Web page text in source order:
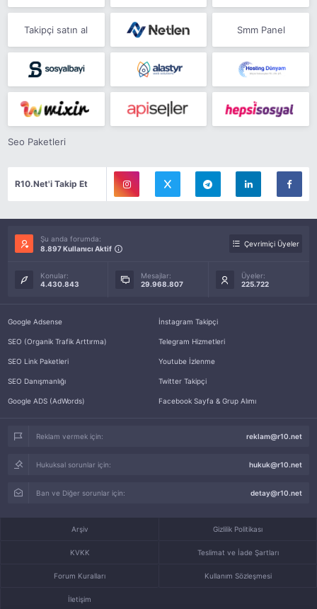
Takipçi satın al Smm Panel
Seo Paketleri
R10.Net'i Takip Et
Şu anda forumda:
8.897 Kullanıcı Aktif
Çevrimiçi Üyeler
Konular:
4.430.843
Mesajlar:
29.968.807
Üyeler:
225.722
Google Adsense
SEO (Organik Trafik Arttırma)
SEO Link Paketleri
SEO Danışmanlığı
Google ADS (AdWords)
İnstagram Takipçi
Telegram Hizmetleri
Youtube İzlenme
Twitter Takipçi
Facebook Sayfa & Grup Alımı
Reklam vermek için: reklam@r10.net
Hukuksal sorunlar için: hukuk@r10.net
Ban ve Diğer sorunlar için: detay@r10.net
Arşiv Gizlilik Politikası
KVKK Teslimat ve İade Şartları
Forum Kuralları Kullanım Sözleşmesi
İletişim